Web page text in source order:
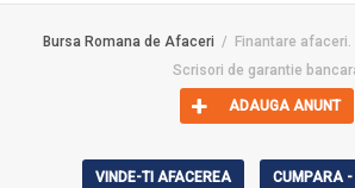
Bursa Romana de Afaceri
Finantare
Scrisori de garantie
ADAUGA ANUNT
VINDE-TI AFACEREA CUMPARA -